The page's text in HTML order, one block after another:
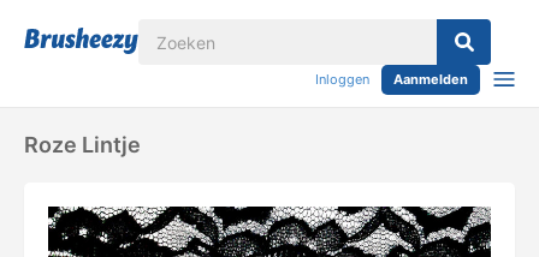
Inloggen Aanmelden
Roze Lintje